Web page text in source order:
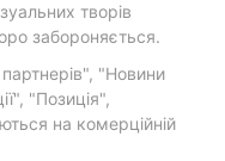
творів
забороняється.
"Новини
"Позиція",
на комерційній